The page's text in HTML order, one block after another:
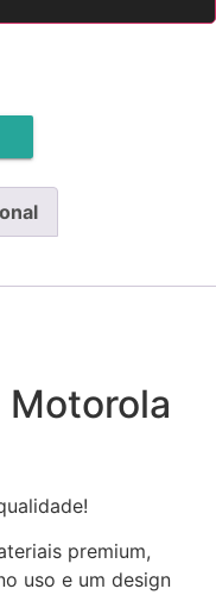
Motorola
premium,
uso e um design